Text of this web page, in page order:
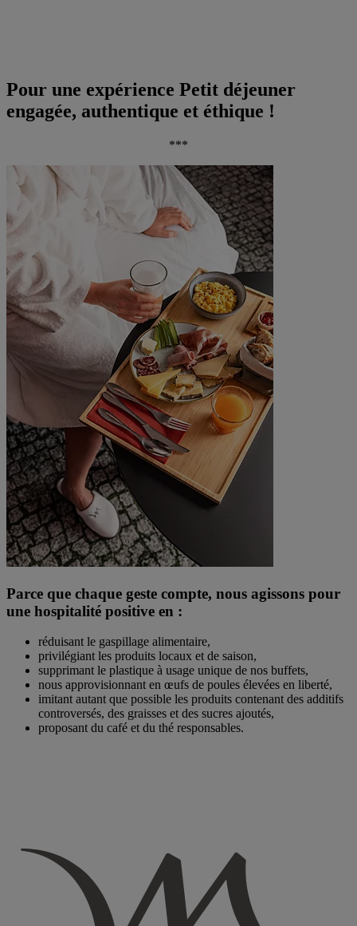
Pour une expérience Petit déjeuner
engagée, authentique et éthique !
***
Parce que chaque geste compte, nous agissons pour
une hospitalité positive en :
réduisant le gaspillage alimentaire,
privilégiant les produits locaux et de saison,
supprimant le plastique à usage unique de nos buffets,
nous approvisionnant en œufs de poules élevées en liberté,
imitant autant que possible les produits contenant des additifs
controversés, des graisses et des sucres ajoutés,
proposant du café et du thé responsables.